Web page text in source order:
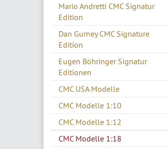
Mario Andretti CMC Signatur
Edition
Dan Gurney CMC Signature
Edition
Eugen Böhringer Signatur
Editionen
CMC USA Modelle
CMC Modelle 1:10
CMC Modelle 1:12
CMC Modelle 1:18